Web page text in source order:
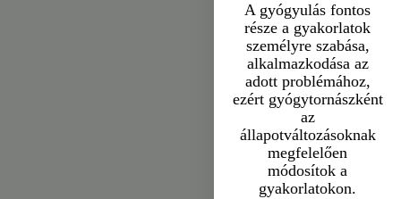
A gyógyulás fontos
része a gyakorlatok
személyre szabása,
alkalmazkodása az
adott problémához,
ezért gyógytornászként
az
állapotváltozásoknak
megfelelően
módosítok a
gyakorlatokon.